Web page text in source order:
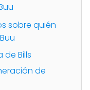
sobre quién
de Bills
de